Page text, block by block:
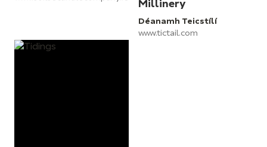
Millinery
Déanamh Teicstílí
www.tictail.com